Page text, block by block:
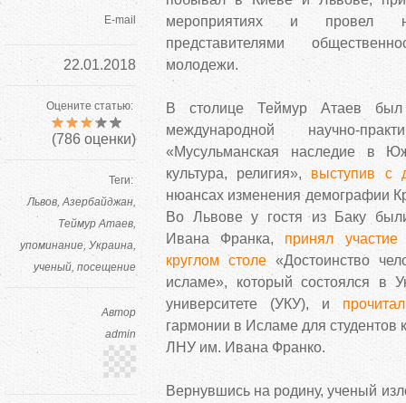
E-mail
22.01.2018
Оцените статью:
(786 оценки)
Теги:
Львов Азербайджан
Теймур Атаев
упоминание Украина
ученый посещение
Автор
admin
мероприятиях и провел
представителями
молодежи.
В столице Теймур Атаев был
международной научно-
«Мусульманская наследие в
культура, религия», выступив с
нюансах изменения демографии
Во Львове у гостя из Баку
Ивана Франка, принял участие
круглом столе «Достоинство
исламе», который состоялся в
университете (УКУ), и
гармонии в Исламе для студентов
ЛНУ им. Ивана Франко.
Вернувшись на родину, ученый